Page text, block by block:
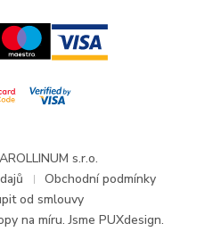
s.r.o.
Obchodní podmínky
od smlouvy
na míru. Jsme PUXdesign.